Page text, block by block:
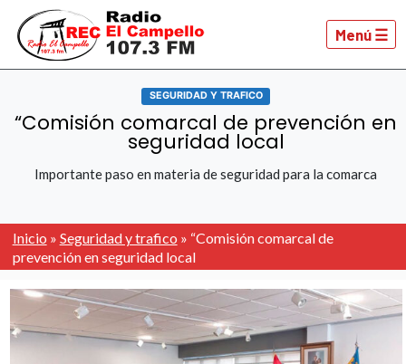
Menú ☰
SEGURIDAD Y TRAFICO
“Comisión comarcal de prevención en
seguridad local
Importante paso en materia de seguridad para la comarca
Inicio » Seguridad y trafico » “Comisión comarcal de
prevención en seguridad local